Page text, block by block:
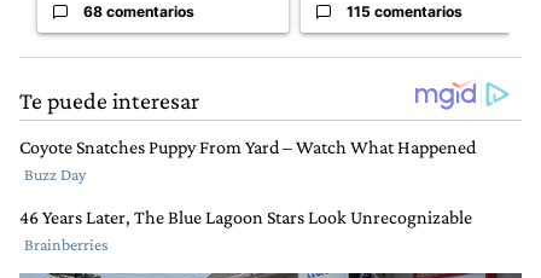
68 comentarios 115 comentarios